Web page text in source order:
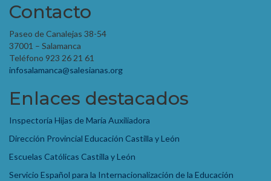
Contacto
Paseo de Canalejas 38-54
37001 – Salamanca
Teléfono 923 26 21 61
infosalamanca@salesianas.org
Enlaces destacados
Inspectoría Hijas de María Auxiliadora
Dirección Provincial Educación Castilla y León
Escuelas Católicas Castilla y León
Servicio Español para la Internacionalización de la Educación